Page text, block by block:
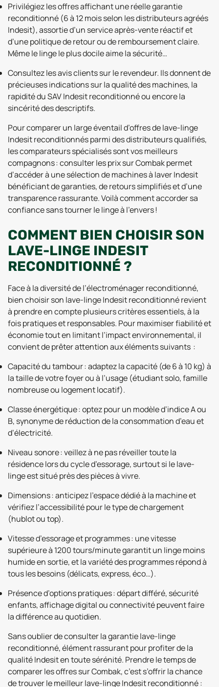
Privilégiez les offres affichant une réelle garantie
reconditionné (6 à 12 mois selon les distributeurs agréés
Indesit), assortie d’un service après-vente réactif et
d’une politique de retour ou de remboursement claire.
Même le linge le plus docile aime la sécurité…
Consultez les avis clients sur le revendeur. Ils donnent de
précieuses indications sur la qualité des machines, la
rapidité du SAV Indesit reconditionné ou encore la
sincérité des descriptifs.
Pour comparer un large éventail d’offres de lave-linge
Indesit reconditionnés parmi des distributeurs qualifiés,
les comparateurs spécialisés sont vos meilleurs
compagnons : consulter les prix sur Combak permet
d’accéder à une sélection de machines à laver Indesit
bénéficiant de garanties, de retours simplifiés et d’une
transparence rassurante. Voilà comment accorder sa
confiance sans tourner le linge à l’envers !
COMMENT BIEN CHOISIR SON
LAVE-LINGE INDESIT
RECONDITIONNÉ ?
Face à la diversité de l’électroménager reconditionné,
bien choisir son lave-linge Indesit reconditionné revient
à prendre en compte plusieurs critères essentiels, à la
fois pratiques et responsables. Pour maximiser fiabilité et
économie tout en limitant l’impact environnemental, il
convient de prêter attention aux éléments suivants :
Capacité du tambour : adaptez la capacité (de 6 à 10 kg) à
la taille de votre foyer ou à l’usage (étudiant solo, famille
nombreuse ou logement locatif).
Classe énergétique : optez pour un modèle d’indice A ou
B, synonyme de réduction de la consommation d’eau et
d’électricité.
Niveau sonore : veillez à ne pas réveiller toute la
résidence lors du cycle d’essorage, surtout si le lave-
linge est situé près des pièces à vivre.
Dimensions : anticipez l’espace dédié à la machine et
vérifiez l’accessibilité pour le type de chargement
(hublot ou top).
Vitesse d’essorage et programmes : une vitesse
supérieure à 1200 tours/minute garantit un linge moins
humide en sortie, et la variété des programmes répond à
tous les besoins (délicats, express, éco…).
Présence d’options pratiques : départ différé, sécurité
enfants, affichage digital ou connectivité peuvent faire
la différence au quotidien.
Sans oublier de consulter la garantie lave-linge
reconditionné, élément rassurant pour profiter de la
qualité Indesit en toute sérénité. Prendre le temps de
comparer les offres sur Combak, c’est s’offrir la chance
de trouver le meilleur lave-linge Indesit reconditionné :